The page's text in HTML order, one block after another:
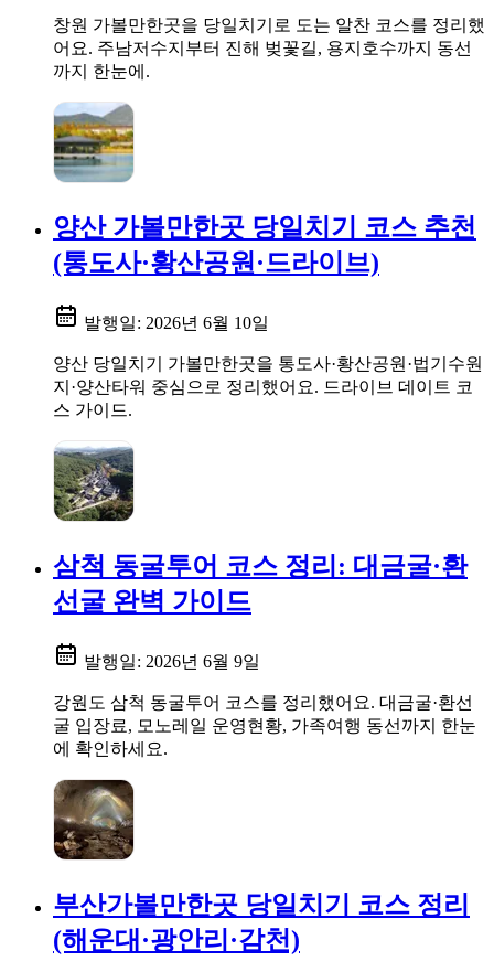
창원 가볼만한곳을 당일치기로 도는 알찬 코스를 정리했
어요. 주남저수지부터 진해 벚꽃길, 용지호수까지 동선
까지 한눈에.
양산 가볼만한곳 당일치기 코스 추천
(통도사·황산공원·드라이브)
발행일: 2026년 6월 10일
양산 당일치기 가볼만한곳을 통도사·황산공원·법기수원
지·양산타워 중심으로 정리했어요. 드라이브 데이트 코
스 가이드.
삼척 동굴투어 코스 정리: 대금굴·환
선굴 완벽 가이드
발행일: 2026년 6월 9일
강원도 삼척 동굴투어 코스를 정리했어요. 대금굴·환선
굴 입장료, 모노레일 운영현황, 가족여행 동선까지 한눈
에 확인하세요.
부산가볼만한곳 당일치기 코스 정리
(해운대·광안리·감천)